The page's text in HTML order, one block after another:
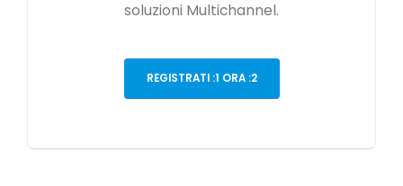
soluzioni Multichannel.
REGISTRATI :1 ORA :2